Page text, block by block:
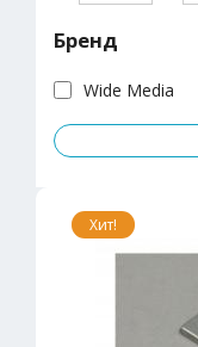
Бренд
Wide Media
Хит!